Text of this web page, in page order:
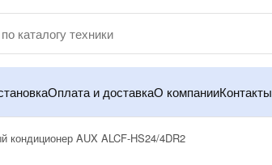
Оплата и доставкаО компанииКонтакты
кондиционер AUX ALCF-HS24/4DR2